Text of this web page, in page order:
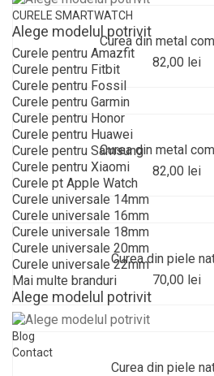
CURELE SMARTWATCH
Alege modelul potrivit
Curele pentru Amazfit
Curele pentru Fitbit
Curele pentru Fossil
Curele pentru Garmin
Curele pentru Honor
Curele pentru Huawei
Curele pentru Samsung
Curele pentru Xiaomi
Curele pt Apple Watch
Curele universale 14mm
Curele universale 16mm
Curele universale 18mm
Curele universale 20mm
Curele universale 22mm
Mai multe branduri
Alege modelul potrivit
Blog
Contact
Curea din metal
82,00 lei
Curea din metal
82,00 lei
Curea din piele
70,00 lei
Curea din piele